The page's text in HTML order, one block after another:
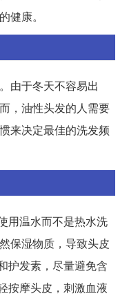
健康。
由于冬天不容易出
，油性头发的人需要
来决定最佳的洗发频
用温水而不是热水洗
保湿物质，导致头皮
护发素，尽量避免含
按摩头皮，刺激血液